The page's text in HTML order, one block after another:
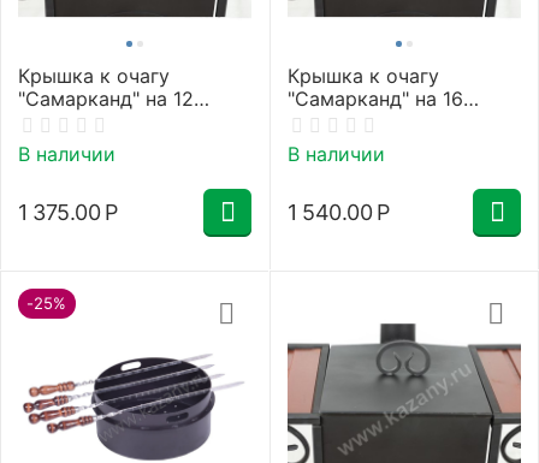
Крышка к очагу
"Самарканд" на 12
литров
В наличии
1 375.00 Р
Крышка к очагу
"Самарканд" на 16
литров
В наличии
1 540.00 Р
-25%